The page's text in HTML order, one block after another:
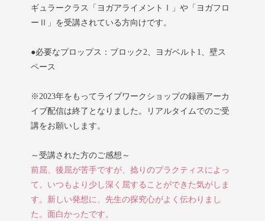
ギュラークラス「ヨガアライメントⅠ」や「ヨガフロ
ーⅡ」を受講されている方向けです。
●必要なプロップス：ブロック2、ヨガベルト1、壁ス
ペース
※2023年をもってライブワークショップの録画アーカ
イブ配信は終了となりました。リアルタイムでのご受
講をお願いします。
～受講された方のご感想～
前屈、後屈が苦手ですが、捻りのプラクティスによっ
て、いつもより少し深く屈することができた気がしま
す。新しい発想に、先生の探究心がよく伝わりまし
た。面白かったです。